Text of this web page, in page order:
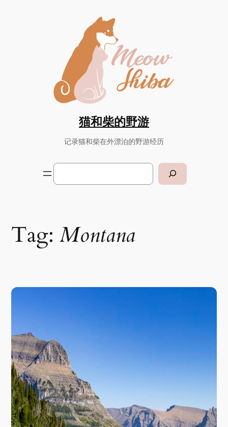
猫和柴的野游
记录猫和柴在外漂泊的野游经历
Search
Tag:Montana